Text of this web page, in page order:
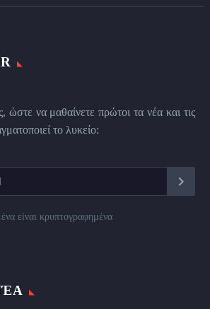
να μαθαίνετε πρώτοι τα νέα και τις
το λυκείο:
είναι κρυπτογραφημένα